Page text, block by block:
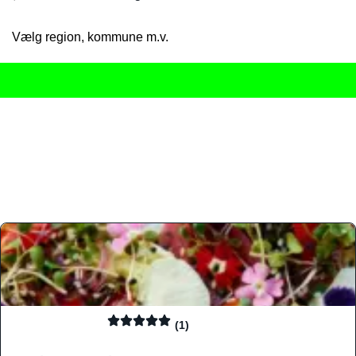
Vælg region, kommune m.v.
(1)